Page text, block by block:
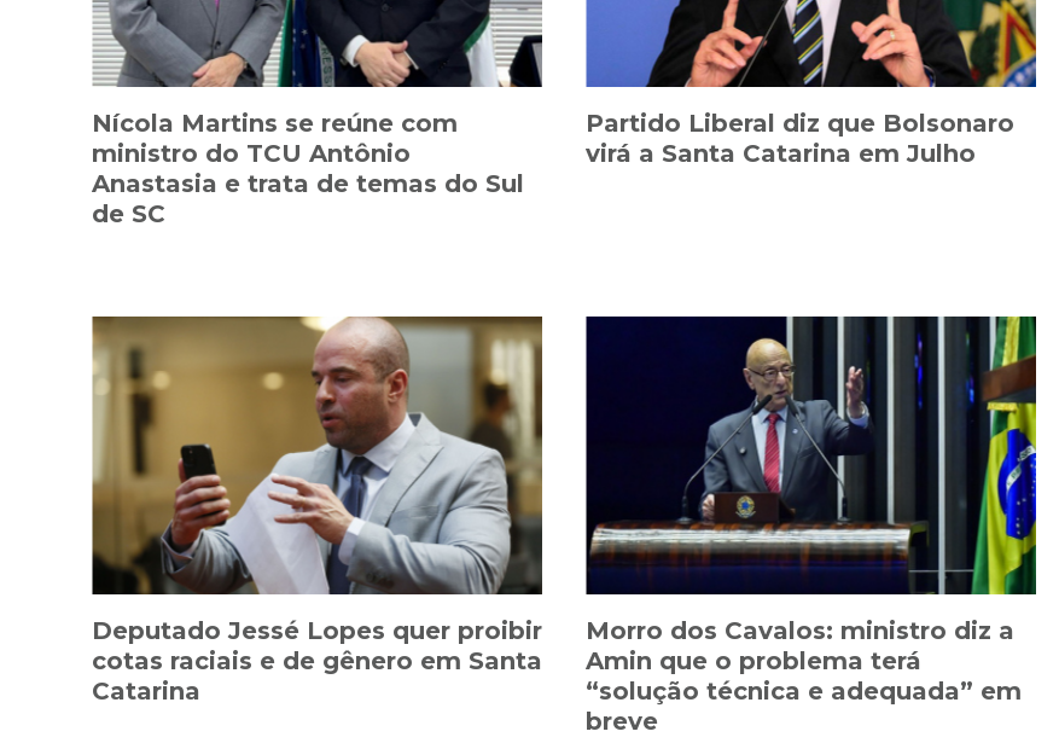
Nícola Martins se reúne com
ministro do TCU Antônio
Anastasia e trata de temas do Sul
de SC
Partido Liberal diz que Bolsonaro
virá a Santa Catarina em Julho
Deputado Jessé Lopes quer proibir
cotas raciais e de gênero em Santa
Catarina
Morro dos Cavalos: ministro diz a
Amin que o problema terá
“solução técnica e adequada” em
breve